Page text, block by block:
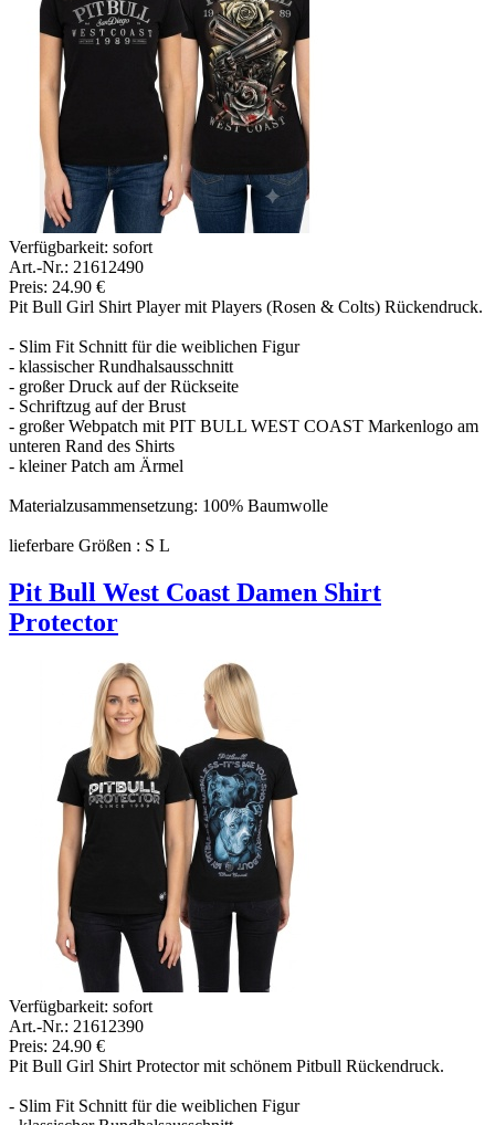
Verfügbarkeit: sofort
Art.-Nr.: 21612490
Preis: 24.90 €
Pit Bull Girl Shirt Player mit Players (Rosen & Colts) Rückendruck.
- Slim Fit Schnitt für die weiblichen Figur
- klassischer Rundhalsausschnitt
- großer Druck auf der Rückseite
- Schriftzug auf der Brust
- großer Webpatch mit PIT BULL WEST COAST Markenlogo am
unteren Rand des Shirts
- kleiner Patch am Ärmel
Materialzusammensetzung: 100% Baumwolle
lieferbare Größen : S L
Pit Bull West Coast Damen Shirt
Protector
Verfügbarkeit: sofort
Art.-Nr.: 21612390
Preis: 24.90 €
Pit Bull Girl Shirt Protector mit schönem Pitbull Rückendruck.
- Slim Fit Schnitt für die weiblichen Figur